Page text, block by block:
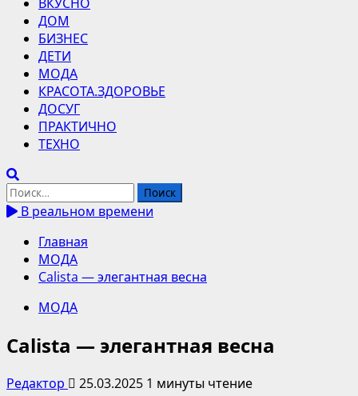
ДОМ
БИЗНЕС
ДЕТИ
МОДА
КРАСОТА.ЗДОРОВЬЕ
ДОСУГ
ПРАКТИЧНО
ТЕХНО
Найти:
В реальном времени
Главная
МОДА
Calista — элегантная весна
МОДА
Calista — элегантная весна
Редактор 25.03.2025 1 минуты чтение